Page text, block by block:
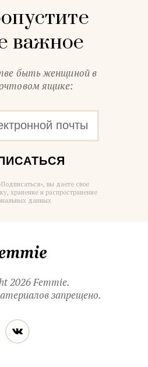
важное
быть женщиной в
ящике:
вы даете свое
хранение и распространение
данных
2026 Femmie.
запрещено.
Читайте
нас
в социальных